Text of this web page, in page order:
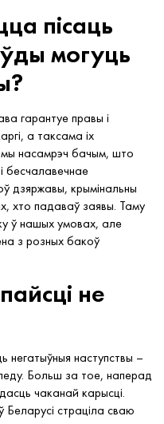
пісаць
могуць
гарантуе правы і
а таксама іх
мы насамрэч бачым, што
бесчалавечнае
дзяржавы, крымінальны
хто падаваў заявы. Таму
ў нашых умовах, але
з розных бакоў
не
негатыўныя наступствы –
Больш за тое, наперад
чаканай карысці.
страціла сваю